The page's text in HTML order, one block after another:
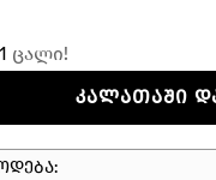
1 ცალი!
ᲙᲐᲚᲐᲗᲐᲨᲘ